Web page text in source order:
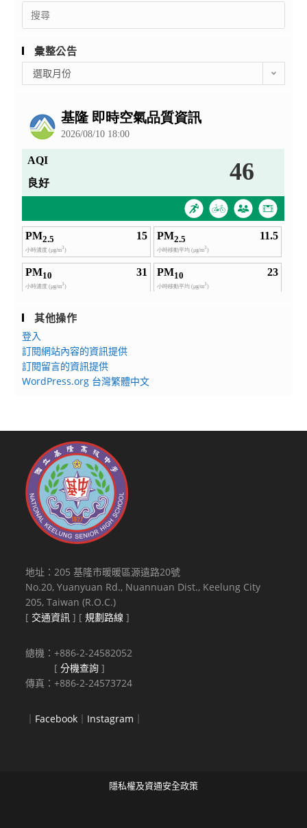
Search
for:
彙整公告
整
選取月份
其他操作
登入
訂閱網站內容的資訊提供
訂閱留言的資訊提供
WordPress.org 台灣繁體中文
地址：205 基隆市暖暖區源遠路20號
No.20, Yuanyuan Rd., Nuannuan Dist., Keelung City
205, Taiwan (R.O.C.)
[ 交通資訊 ] [規劃路線 ]
總機：+886-2-24582052
[分機查詢 ]
傳真：+886-2-24573724
｜ Facebook ｜ Instagram ｜
隱私權及資通安全政策